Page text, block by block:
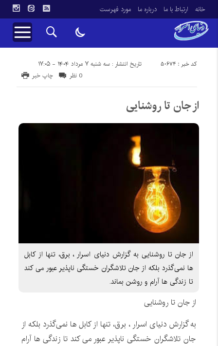
خانه ارتباط با ما درباره ما مورد فهرست
تاریخ انتشار : سه شنبه ۷ مرداد ۱۴۰۴ - ۱۷:۰۵ کد خبر : 50674
چاپ خبر 0 نظر
از جان تا روشنایی
از جان تا روشنایی به گزارش دنیای اسرار ، برق، تنها از کابل
ها نمی‌گذرد بلکه از جان تلاشگران خستگی ناپذیر عبور می کند
تا زندگی ها آرام و روشن بماند.
از جان تا روشنایی
به گزارش دنیای اسرار ، برق، تنها از کابل ها نمی‌گذرد بلکه از
جان تلاشگران خستگی ناپذیر عبور می کند تا زندگی ها آرام